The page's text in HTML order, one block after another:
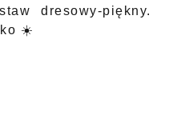
dresowy-piękny.
☀️